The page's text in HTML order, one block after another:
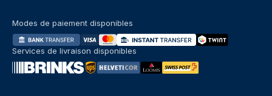
Modes de paiement disponibles
Services de livraison disponibles